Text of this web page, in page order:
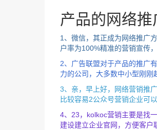
产品的网络
1、微信，其正成为网络推广
户率为100%精准的营销宣传
2、广告联盟对于产品的推广
力的公司，大多数中小型刚刚
3、亲，早上好，网络营销推
比较容易2公众号营销企业可
4、23，kolkoc营销主要是找
建设建立企业官网，方便客户